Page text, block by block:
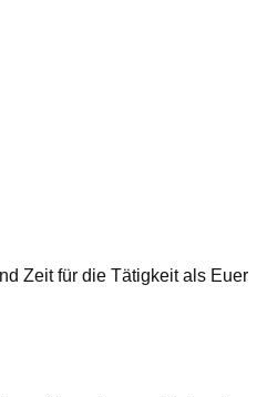
Zeit für die Tätigkeit als Euer